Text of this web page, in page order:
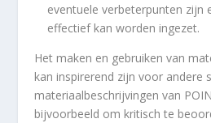
eventuele verbeterpunten zijn
effectief kan worden ingezet.
Het maken en gebruiken van
kan inspirerend zijn voor andere
materiaalbeschrijvingen van
bijvoorbeeld om kritisch te